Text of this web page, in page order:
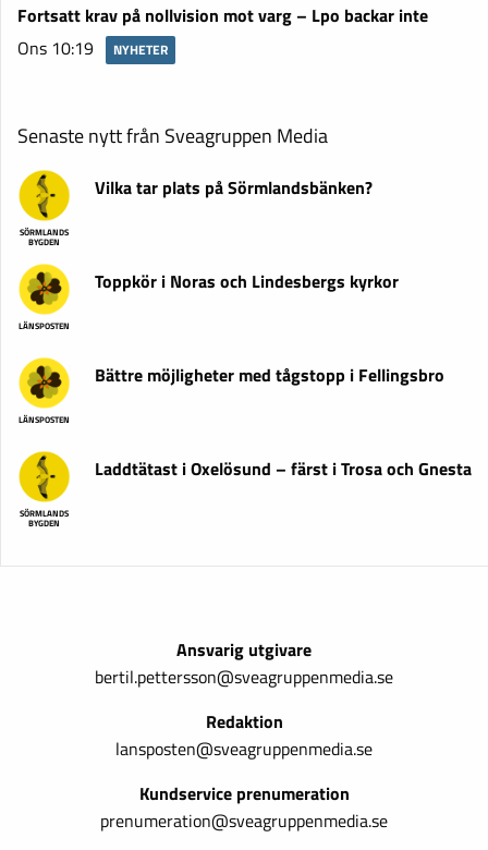
Fortsatt krav på nollvision mot varg – Lpo backar inte
Ons 10:19
NYHETER
Senaste nytt från Sveagruppen Media
SÖRMLANDS
BYGDEN
Vilka tar plats på Sörmlandsbänken?
LÄNSPOSTEN
Toppkör i Noras och Lindesbergs kyrkor
LÄNSPOSTEN
Bättre möjligheter med tågstopp i Fellingsbro
SÖRMLANDS
BYGDEN
Laddtätast i Oxelösund – färst i Trosa och Gnesta
Ansvarig utgivare
bertil.pettersson@sveagruppenmedia.se
Redaktion
lansposten@sveagruppenmedia.se
Kundservice prenumeration
prenumeration@sveagruppenmedia.se